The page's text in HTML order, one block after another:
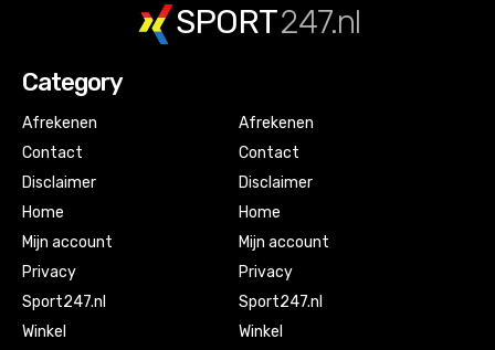
SPORT247.nl
Category
Afrekenen
Contact
Disclaimer
Home
Mijn account
Privacy
Sport247.nl
Winkel
Afrekenen
Contact
Disclaimer
Home
Mijn account
Privacy
Sport247.nl
Winkel